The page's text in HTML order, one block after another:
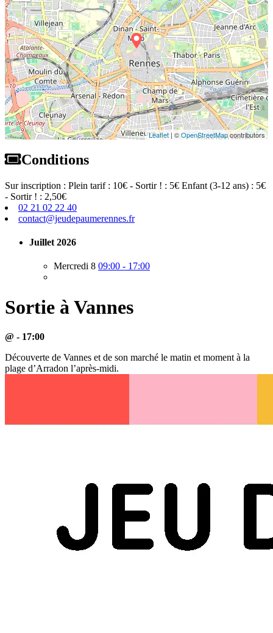
Leaflet | ©OpenStreetMapcontributors
Conditions
Sur inscription : Plein tarif : 10€ - Sortir ! : 5€ Enfant (3-12 ans) : 5€
- Sortir ! : 2,50€
02 21 02 22 40
contact@jeudepaumerennes.fr
Juillet 2026
Mercredi 8 09:00 - 17:00
Sortie à Vannes
@ - 17:00
Découverte de Vannes et de son marché le matin et moment à la
plage d’Arradon l’après-midi.